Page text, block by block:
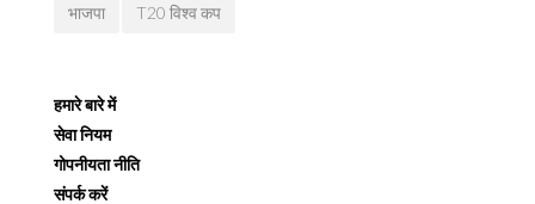
भाजपा T20 विश्व कप
हमारे बारे में
सेवा नियम
गोपनीयता नीति
संपर्क करें